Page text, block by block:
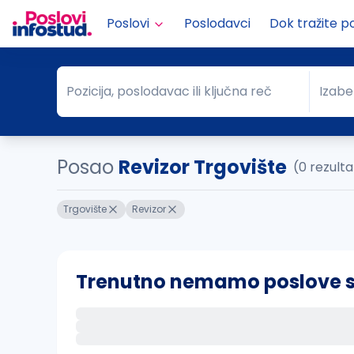
Poslovi Poslodavci Dok tražite
Pozicija, poslodavac ili ključna reč
Pozicija, poslodavac ili ključna reč Grad
Posao Revizor Trgovište (0
Trgovište Revizor
Trenutno nemamo poslove